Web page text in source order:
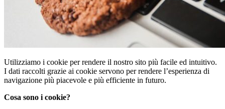
Utilizziamo i cookie per rendere il nostro sito più facile ed intuitivo.
I dati raccolti grazie ai cookie servono per rendere l’esperienza di
navigazione più piacevole e più efficiente in futuro.
Cosa sono i cookie?